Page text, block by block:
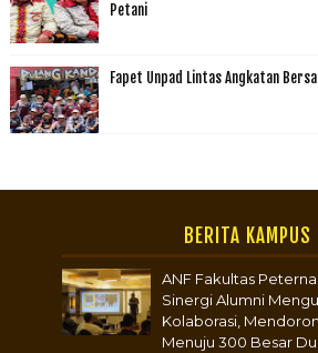
Petani
Fapet Unpad Lintas Angkatan
BERITA KAMPUS
ANF Fakultas
Sinergi Alumni
Kolaborasi,
Menuju 300 Besar